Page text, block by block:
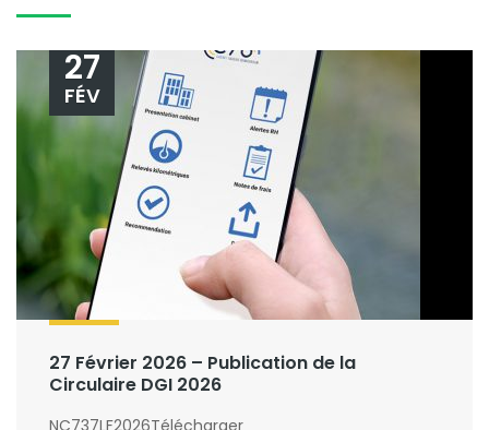
27 Février 2026 – Publication de la
Circulaire DGI 2026
27
FÉV
NC737LF2026Télécharger